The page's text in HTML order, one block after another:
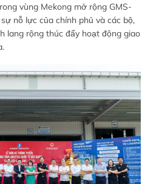
vùng Mekong mở rộng GMS-
nỗ lực của chính phủ và các bộ,
lang rộng thúc đẩy hoạt động giao